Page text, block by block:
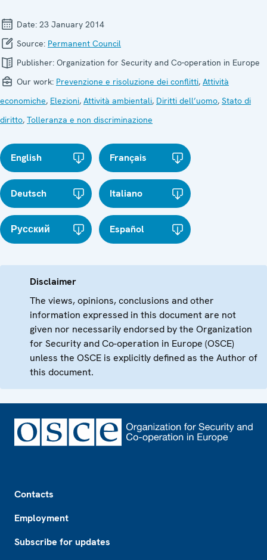
Date: 23 January 2014
Source: Permanent Council
Publisher: Organization for Security and Co-operation in Europe
Our work: Prevenzione e risoluzione dei conflitti, Attività
economiche, Elezioni, Attività ambientali, Diritti dell’uomo, Stato di
diritto, Tolleranza e non discriminazione
English Français
Deutsch Italiano
Русский Español
Disclaimer
The views, opinions, conclusions and other
information expressed in this document are not
given nor necessarily endorsed by the Organization
for Security and Co-operation in Europe (OSCE)
unless the OSCE is explicitly defined as the Author of
this document.
Contacts
Employment
Subscribe for updates